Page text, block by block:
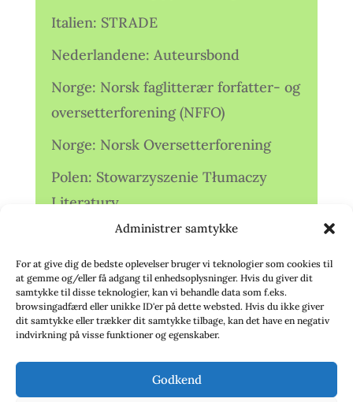
Administrer samtykke
For at give dig de bedste oplevelser bruger vi teknologier som cookies til
at gemme og/eller få adgang til enhedsoplysninger. Hvis du giver dit
samtykke til disse teknologier, kan vi behandle data som f.eks.
browsingadfærd eller unikke ID'er på dette websted. Hvis du ikke giver
dit samtykke eller trækker dit samtykke tilbage, kan det have en negativ
indvirkning på visse funktioner og egenskaber.
Godkend
Italien: STRADE
Nederlandene: Auteursbond
Norge: Norsk faglitterær forfatter- og
oversetterforening (NFFO)
Norge: Norsk Oversetterforening
Polen: Stowarzyszenie Tłumaczy
Literatury
Storbritannien: Translators
Association (TA)
Sverige: Översättarsektionen (Ö.)
Sverige: Översättarcentrum (ÖC)
deutschsprachiger Übersetzer (VdÜ)